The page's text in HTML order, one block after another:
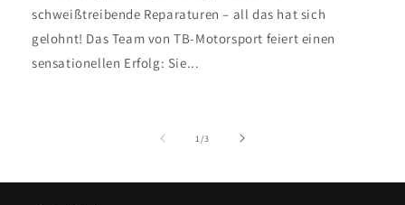
schweißtreibende Reparaturen – all das hat sich
gelohnt! Das Team von TB-Motorsport feiert einen
sensationellen Erfolg: Sie...
1/von
3